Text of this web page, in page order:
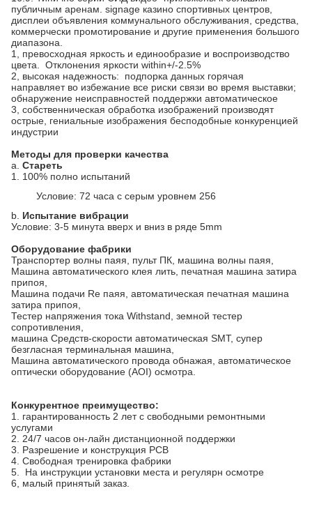
публичным аренам. signage казино спортивных центров,
дисплеи объявления коммунального обслуживания, средства,
коммерчески промотирование и другие применения большого
диапазона.
1, превосходная яркость и единообразие и воспроизводство
цвета. Отклонения яркости within+/-2.5%
2, высокая надежность: подпорка данных горячая
направляет во избежание все риски связи во время выставки;
обнаружение неисправностей поддержки автоматическое
3, собственническая обработка изображений производят
острые, гениальные изображения бесподобные конкуренцией
индустрии
Методы для проверки качества
a. Стареть
1. 100% полно испытаний
Условие: 72 часа с серым уровнем 256
b. Испытание вибрации
Условие: 3-5 минута вверх и вниз в ряде 5mm
Оборудование фабрики
Транспортер волны паяя, пульт ПК, машина волны паяя,
Машина автоматического клея лить, печатная машина затира
припоя,
Машина подачи Re паяя, автоматическая печатная машина
затира припоя,
Тестер напряжения тока Withstand, земной тестер
сопротивления,
машина Средств-скорости автоматическая SMT, супер
безгласная терминальная машина,
Машина автоматического провода обнажая, автоматическое
оптически оборудование (AOI) осмотра.
Конкурентное преимущество:
1. гарантированность 2 лет с свободными ремонтными
услугами
2. 24/7 часов он-лайн дистанционной поддержки
3. Разрешение и конструкция PCB
4. Свободная тренировка фабрики
5. На инструкции установки места и регулярн осмотре
6, малый принятый заказ.